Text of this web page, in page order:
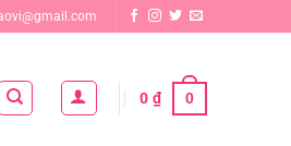
0₫ 0